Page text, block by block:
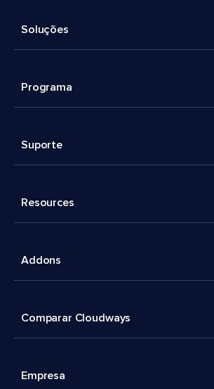
Soluções
Programa
Suporte
Resources
Addons
Comparar Cloudways
Empresa